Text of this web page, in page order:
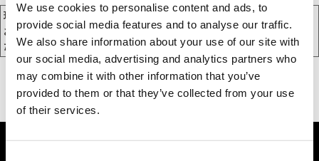
We use cookies to personalise content and ads, to
provide social media features and to analyse our traffic.
We also share information about your use of our site with
our social media, advertising and analytics partners who
may combine it with other information that you’ve
provided to them or that they’ve collected from your use
of their services.
現在、カートには商品が入っておりません。
お買い物を続けるには下の 「お買い物を続ける」 をクリックしてく
ださい。